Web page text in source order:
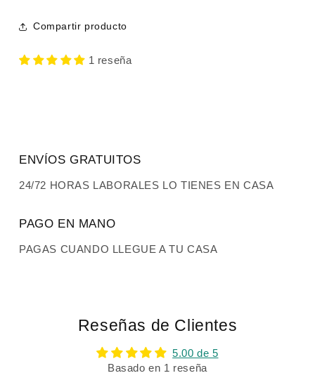
Compartir producto
1 reseña
ENVÍOS GRATUITOS
24/72 HORAS LABORALES LO TIENES EN CASA
PAGO EN MANO
PAGAS CUANDO LLEGUE A TU CASA
Reseñas de Clientes
5.00 de 5
Basado en 1 reseña